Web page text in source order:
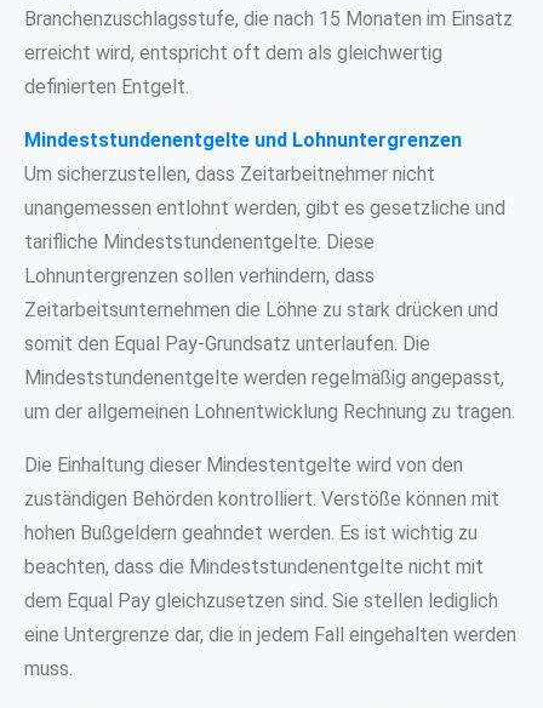
Branchenzuschlagsstufe, die nach 15 Monaten im Einsatz
erreicht wird, entspricht oft dem als gleichwertig
definierten Entgelt.
Mindeststundenentgelte und Lohnuntergrenzen
Um sicherzustellen, dass Zeitarbeitnehmer nicht
unangemessen entlohnt werden, gibt es gesetzliche und
tarifliche Mindeststundenentgelte. Diese
Lohnuntergrenzen sollen verhindern, dass
Zeitarbeitsunternehmen die Löhne zu stark drücken und
somit den Equal Pay-Grundsatz unterlaufen. Die
Mindeststundenentgelte werden regelmäßig angepasst,
um der allgemeinen Lohnentwicklung Rechnung zu tragen.
Die Einhaltung dieser Mindestentgelte wird von den
zuständigen Behörden kontrolliert. Verstöße können mit
hohen Bußgeldern geahndet werden. Es ist wichtig zu
beachten, dass die Mindeststundenentgelte nicht mit
dem Equal Pay gleichzusetzen sind. Sie stellen lediglich
eine Untergrenze dar, die in jedem Fall eingehalten werden
muss.